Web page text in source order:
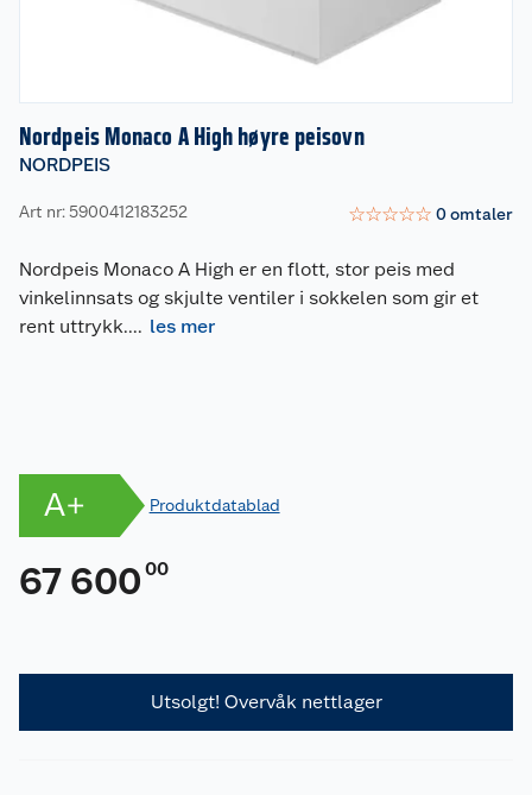
Nordpeis Monaco A High høyre peisovn
NORDPEIS
Art nr: 5900412183252 ☆☆☆☆☆ 0omtaler
Nordpeis Monaco A High er en flott, stor peis med
vinkelinnsats og skjulte ventiler i sokkelen som gir et
rent uttrykk.... les mer
A+ Produktdatablad
67 600 00
Utsolgt! Overvåk nettlager